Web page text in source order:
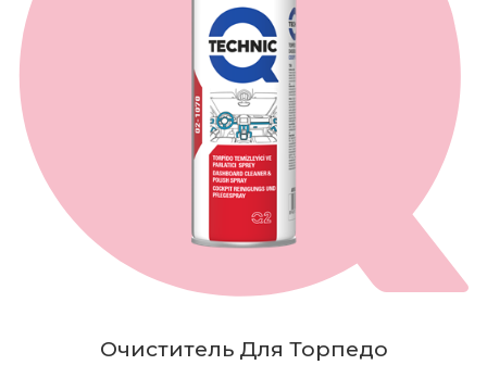
Очиститель Для Торпедо